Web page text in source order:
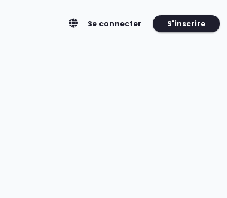
Se connecter S'inscrire